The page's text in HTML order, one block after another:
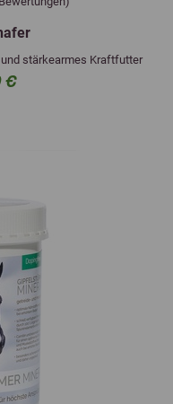
stärkearmes Kraftfutter
€